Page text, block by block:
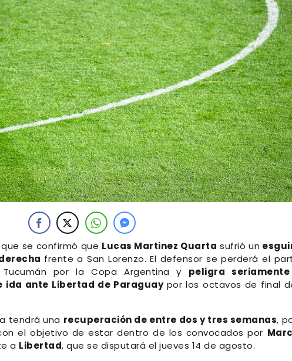
se confirmó que Lucas Martinez Quarta sufrió un
frente a San Lorenzo. El defensor se perderá el
por la Copa Argentina y peligra
ida ante Libertad de Paraguay por los octavos de final
tendrá una recuperación de entre dos y tres semanas,
el objetivo de estar dentro de los convocados por
a Libertad, que se disputará el jueves 14 de agosto.